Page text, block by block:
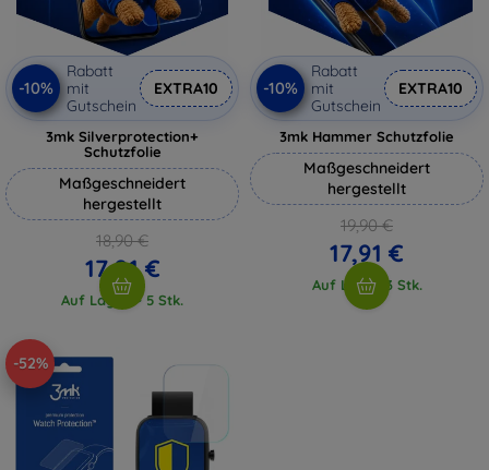
-10%
Rabatt
mit
Gutschein
EXTRA10
3mk Silverprotection+
Schutzfolie
Maßgeschneidert
hergestellt
18,90 €
17,01 €
Auf Lager > 5 Stk.
-10%
Rabatt
mit
Gutschein
EXTRA10
3mk Hammer Schutzfolie
Maßgeschneidert
hergestellt
19,90 €
17,91 €
Auf Lager 3 Stk.
-52%